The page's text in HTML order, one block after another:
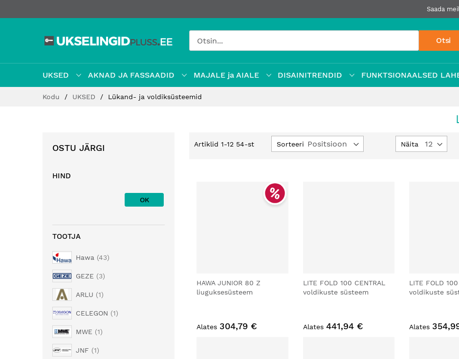
Saada
Otsi
UKSED AKNAD JA FASSAADID MAJALE ja AIALE DISAINITRENDID FUNKTSIONAALSED
Kodu UKSED Lükand- ja voldiksüsteemid
Artiklid 1-12 54-st Sorteeri Näita
HAWA JUNIOR 80 Z
liuguksesüsteem
Alates 304,79 €
LITE FOLD 100 CENTRAL
voldikuste süsteem
Alates 441,94 €
LITE FOLD 100
voldikuste
Alates
OSTU JÄRGI
HIND
OK
TOOTJA
Hawa 43
GEZE 3
ARLU 1
CELEGON 1
MWE 1
JNF 1